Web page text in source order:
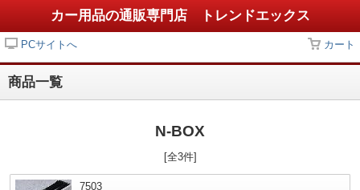
カー用品の通販専門店 トレンドエックス
PCサイトへ カート
商品一覧
N-BOX
[全3件]
7503